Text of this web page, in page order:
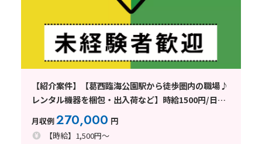
【紹介案件】【葛西臨海公園駅から徒歩圏内の職場♪
レンタル機器を梱包・出入荷など】時給1500円/日勤
専属/東京都江戸川区臨海町/土日休み/未経験歓迎/基
本残業なし/男性多数活躍中！
月収例270,000 円
【時給】1,500円～